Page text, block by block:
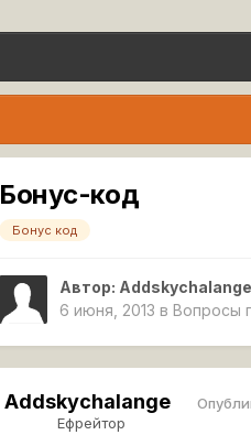
Бонус-код
Бонус код
Автор: Addskychalange
6 июня, 2013 в Вопросы
Addskychalange
Ефрейтор